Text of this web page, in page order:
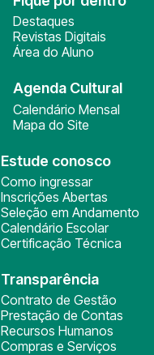
Destaques
Revistas Digitais
Área do Aluno
Agenda Cultural
Calendário Mensal
Mapa do Site
Estude conosco
Como ingressar
Inscrições Abertas
Seleção em Andamento
Calendário Escolar
Certificação Técnica
Transparência
Contrato de Gestão
Prestação de Contas
Recursos Humanos
Compras e Serviços